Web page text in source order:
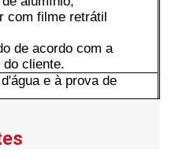
com filme retrátil
de acordo com a
cliente.
e à prova de
lisa com retenção de